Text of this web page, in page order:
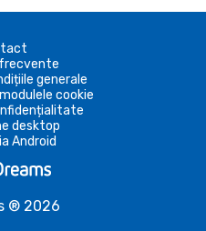
generale
cookie
desktop
Android
® 2026